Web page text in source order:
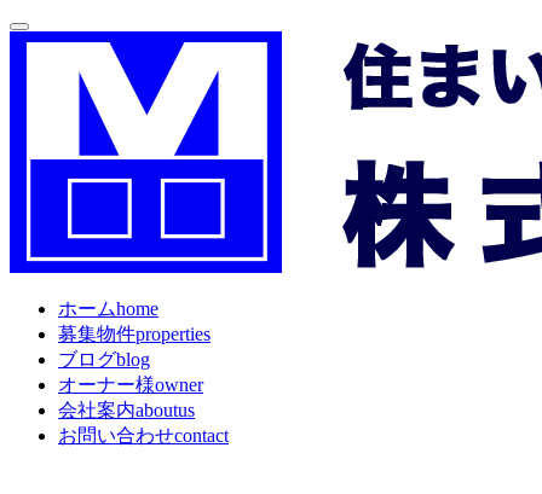
ホームhome
募集物件properties
ブログblog
オーナー様owner
会社案内aboutus
お問い合わせcontact